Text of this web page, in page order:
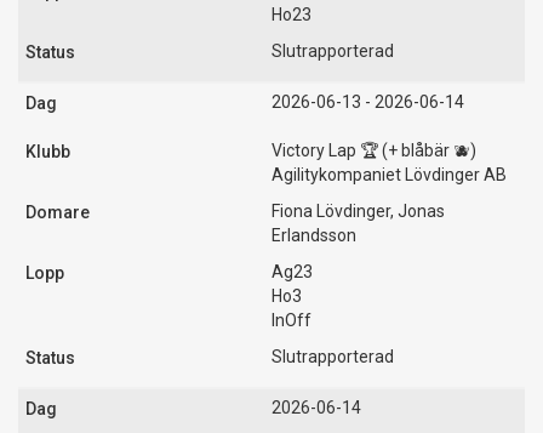
Ho23
Slutrapporterad
2026-06-13 - 2026-06-14
Victory Lap 🏆 (+ blåbär 🫐)
Agilitykompaniet Lövdinger AB
Fiona Lövdinger, Jonas
Erlandsson
Ag23
Ho3
InOff
Slutrapporterad
2026-06-14